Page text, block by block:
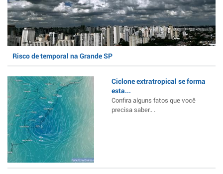
Risco de temporal na Grande SP
Ciclone extratropical se forma
esta...
Confira alguns fatos que você
precisa saber.. .